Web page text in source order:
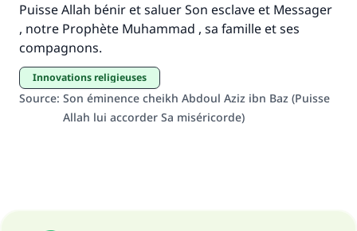
Puisse Allah bénir et saluer Son esclave et Messager
, notre Prophète Muhammad , sa famille et ses
compagnons.
innovations religieuses
Source: Son éminence cheikh Abdoul Aziz ibn Baz (Puisse
Allah lui accorder Sa miséricorde)